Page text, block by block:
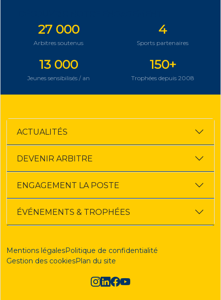
27 000
Arbitres soutenus
4
Sports partenaires
13 000
Jeunes sensibilisés / an
150+
Trophées depuis 2008
ACTUALITÉS
DEVENIR ARBITRE
ENGAGEMENT LA POSTE
ÉVÉNEMENTS & TROPHÉES
Mentions légalesPolitique de confidentialité
Gestion des cookiesPlan du site